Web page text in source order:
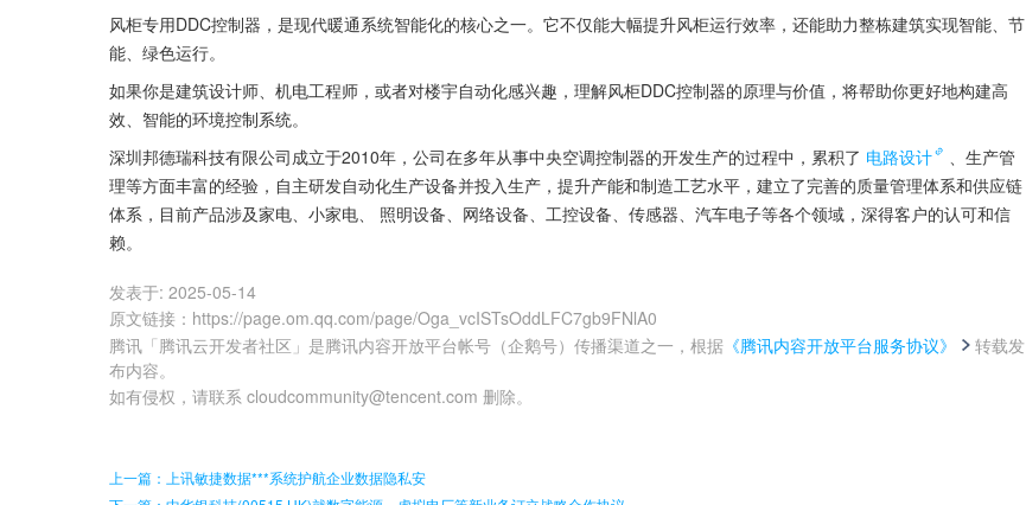
风柜专用DDC控制器，是现代暖通系统智能化的核心之一。它不仅能大幅提升风柜运行效率，还能助力整栋建筑实现智能、节
能、绿色运行。
如果你是建筑设计师、机电工程师，或者对楼宇自动化感兴趣，理解风柜DDC控制器的原理与价值，将帮助你更好地构建高
效、智能的环境控制系统。
深圳邦德瑞科技有限公司成立于2010年，公司在多年从事中央空调控制器的开发生产的过程中，累积了 电路设计
、生产管
理等方面丰富的经验，自主研发自动化生产设备并投入生产，提升产能和制造工艺水平，建立了完善的质量管理体系和供应链
体系，目前产品涉及家电、小家电、 照明设备、网络设备、工控设备、传感器、汽车电子等各个领域，深得客户的认可和信
赖。
发表于: 2025-05-14
原文链接 ： https://page.om.qq.com/page/Oga_vcISTsOddLFC7gb9FNlA0
腾讯「腾讯云开发者社区」是腾讯内容开放平台帐号（企鹅号）传播渠道之一，根据 《腾讯内容开放平台服务协议》
转载发
布内容。
如有侵权，请联系 cloudcommunity@tencent.com 删除。
上一篇：上讯敏捷数据***系统护航企业数据隐私安